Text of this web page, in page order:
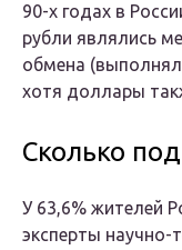
90-х годах в
рубли являлись
обмена
хотя доллары
Сколько
У 63,6% жителей
эксперты научно-